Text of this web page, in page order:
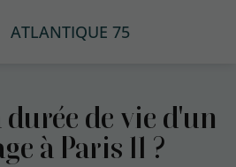
ATLANTIQUE 75
durée de vie d'un
à Paris 11 ?